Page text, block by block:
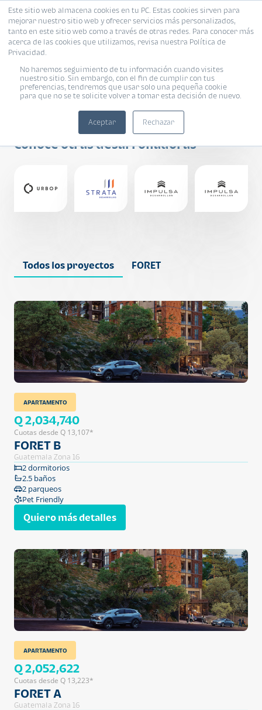
Este sitio web almacena cookies en tu PC. Estas cookies sirven para
mejorar nuestro sitio web y ofrecer servicios más personalizados,
tanto en este sitio web como a través de otras redes. Para conocer más
acerca de las cookies que utilizamos, revisa nuestra Política de
Privacidad.
No haremos seguimiento de tu información cuando visites
nuestro sitio. Sin embargo, con el fin de cumplir con tus
preferencias, tendremos que usar solo una pequeña cookie
para que no se te solicite volver a tomar esta decisión de nuevo.
Aceptar Rechazar
Conoce otras desarrolladoras
Todos los proyectos FORET
APARTAMENTO
Q 2,034,740
Cuotas desde Q 13,107*
FORET B
Guatemala Zona 16
2 dormitorios
2.5 baños
2 parqueos
Pet Friendly
Quiero más detalles
APARTAMENTO
Q 2,052,622
Cuotas desde Q 13,223*
FORET A
Guatemala Zona 16